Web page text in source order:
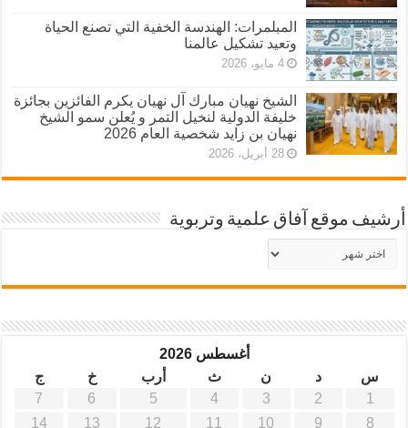
المبلمرات: الهندسة الخفية التي تصنع الحياة
وتعيد تشكيل عالمنا
4 مايو، 2026
الشيخ نهيان مبارك آل نهيان يكرم الفائزين بجائزة
خليفة الدولية لنخيل التمر و يُعلن سمو الشيخ
نهيان بن زايد شخصية العام 2026
28 أبريل، 2026
أرشيف موقع آفاق علمية وتربوية
أرشيف
موقع
أغسطس 2026
س
د ن ث أرب خ
ج
1
2
3
4
5
6
7
8
9
10
11
12
13
14